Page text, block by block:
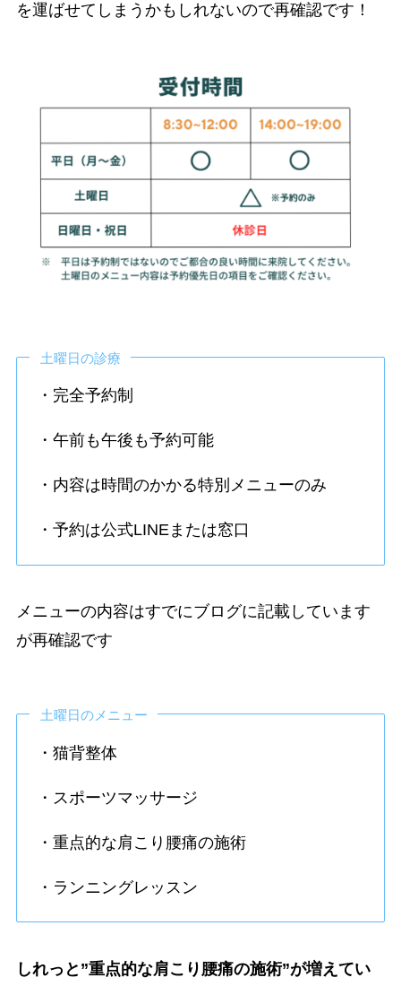
を運ばせてしまうかもしれないので再確認です！
土曜日の診療
・完全予約制
・午前も午後も予約可能
・内容は時間のかかる特別メニューのみ
・予約は公式LINEまたは窓口
メニューの内容はすでにブログに記載しています
が再確認です
土曜日のメニュー
・猫背整体
・スポーツマッサージ
・重点的な肩こり腰痛の施術
・ランニングレッスン
しれっと”重点的な肩こり腰痛の施術”が増えてい